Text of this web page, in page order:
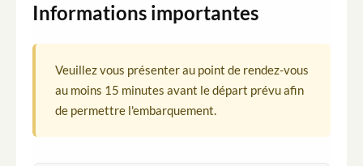
Informations importantes
Veuillez vous présenter au point de rendez-vous
au moins 15 minutes avant le départ prévu afin
de permettre l'embarquement.